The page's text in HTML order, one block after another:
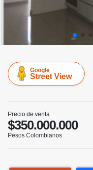
Google
Street View
Precio de venta
$350.000.000
Pesos Colombianos